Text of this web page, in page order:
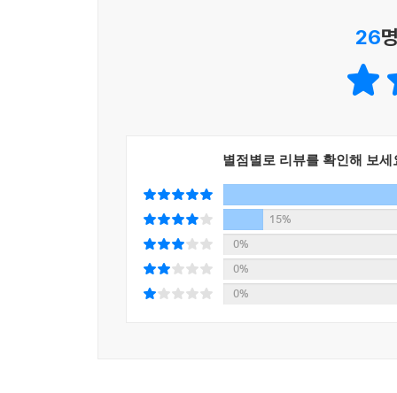
나에게 맞는 삶을 찾고자 시작한 시골생활에서
꾸려나간다. 왜 살아야 하는지에 대한 의문을 가
느낄 수 있는 유일한 장소인 지리산 자락으로의
여자 혼자 시골에서 사는 일도 쉽지 않다. 빈집
문자를 받고 마을의 버려진 식품가공공장의 빈
환경에서 오랫동안 꿈꿔왔던 시골생활을 이어가
26
별점별로 리뷰를 확인해 보세
15%
0%
0%
0%